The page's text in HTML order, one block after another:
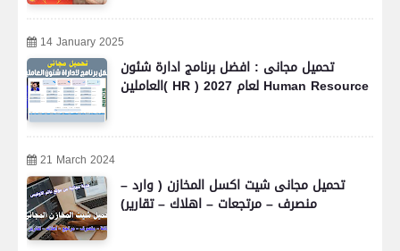
14 January 2025
تحميل مجانى : افضل برنامج ادارة شئون
العاملين( HR ) لعام 2027 Human Resource
21 March 2024
تحميل مجانى شيت اكسل المخازن ( وارد –
منصرف – مرتجعات – اهلاك – تقارير)